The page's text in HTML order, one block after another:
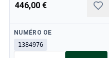
446,00 €
Disponible
NUMÉRO OE
1384976